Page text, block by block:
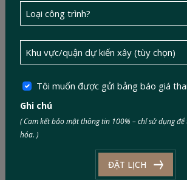
Tôi muốn được gửi bảng báo giá
Ghi chú
( Cam kết bảo mật thông tin 100% – chỉ sử dụng
hóa. )
ĐẶT LỊCH